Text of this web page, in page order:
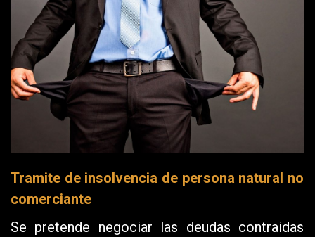
Tramite de insolvencia de persona natural no
comerciante
Se pretende negociar las deudas contraidas